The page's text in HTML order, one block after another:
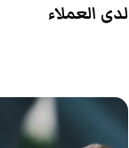
لدى العملاء